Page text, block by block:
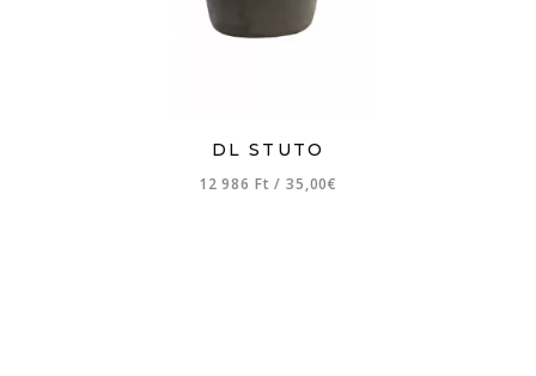
DL STUTO
12 986 Ft/ 35,00€